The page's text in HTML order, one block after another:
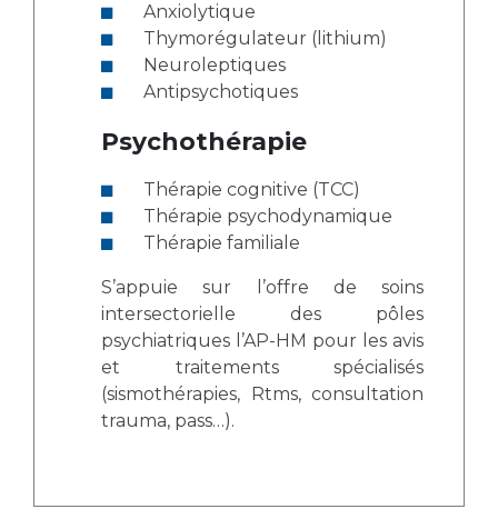
Anxiolytique
Thymorégulateur (lithium)
Neuroleptiques
Antipsychotiques
Psychothérapie
Thérapie cognitive (TCC)
Thérapie psychodynamique
Thérapie familiale
S’appuie sur l’offre de soins
intersectorielle des pôles
psychiatriques l’AP-HM pour les avis
et traitements spécialisés
(sismothérapies, Rtms, consultation
trauma, pass…).